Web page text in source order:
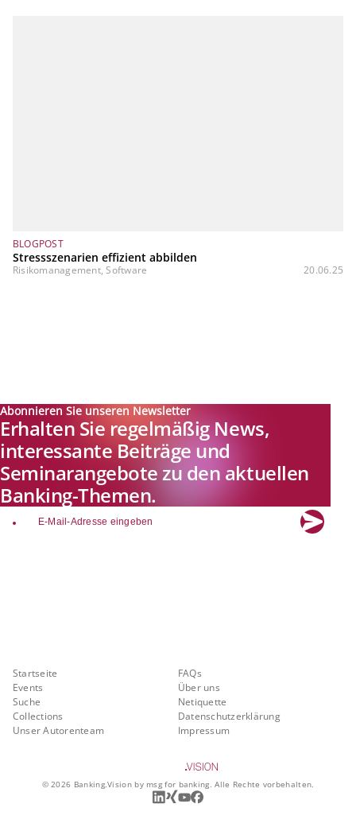
BLOGPOST
Stressszenarien effizient abbilden
Risikomanagement, Software 20.06.25
Abonnieren Sie unseren Newsletter
Erhalten Sie regelmäßig News,
interessante Beiträge und
Seminarangebote zu den aktuellen
Banking-Themen.
email
Startseite
Events
Suche
Collections
Unser Autorenteam
FAQs
Über uns
Netiquette
Datenschutzerklärung
Impressum
©2026 Banking.Vision by msg for banking. Alle Rechte vorbehalten.